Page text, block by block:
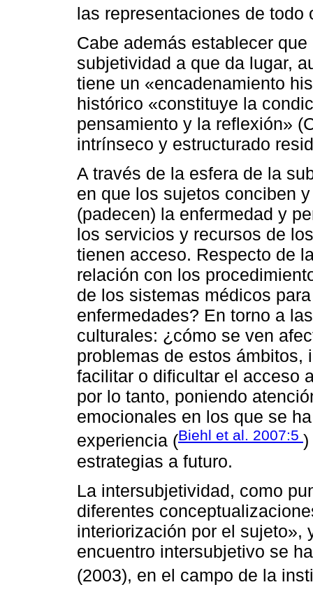
las representaciones de todo
Cabe además establecer
subjetividad a que da lugar,
tiene un «encadenamiento
histórico «constituye la
pensamiento y la reflexión»
intrínseco y estructurado
A través de la esfera de la
en que los sujetos conciben
(padecen) la enfermedad y
los servicios y recursos de
tienen acceso. Respecto de
relación con los
de los sistemas médicos
enfermedades? En torno a
culturales: ¿cómo se ven
problemas de estos
facilitar o dificultar el acceso
por lo tanto, poniendo
emocionales en los que se
experiencia (Biehl et al. 2007:5 )
estrategias a futuro.
La intersubjetividad, como
diferentes
interiorización por el sujeto»,
encuentro intersubjetivo se
(2003), en el campo de la